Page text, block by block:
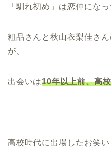
「馴れ初め」は恋仲になっ
粗品さんと秋山衣梨佳さ
が、
出会いは10年以上前、高
高校時代に出場したお笑い